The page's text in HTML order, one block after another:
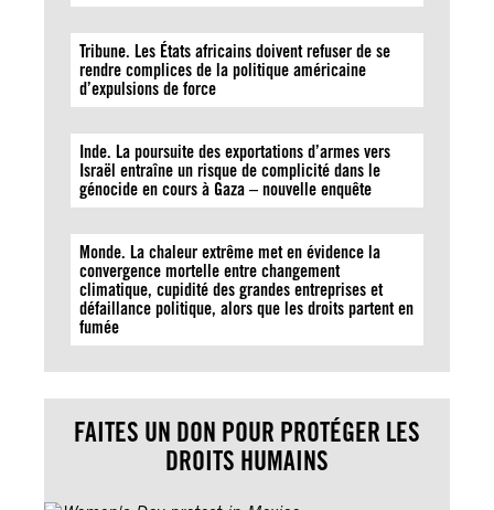
Tribune. Les États africains doivent refuser de se
rendre complices de la politique américaine
d’expulsions de force
Inde. La poursuite des exportations d’armes vers
Israël entraîne un risque de complicité dans le
génocide en cours à Gaza – nouvelle enquête
Monde. La chaleur extrême met en évidence la
convergence mortelle entre changement
climatique, cupidité des grandes entreprises et
défaillance politique, alors que les droits partent en
fumée
FAITES UN DON POUR PROTÉGER LES
DROITS HUMAINS